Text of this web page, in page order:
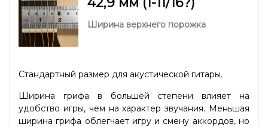
Ширина верхнего порожка
Стандартный размер для акустической гитары.
Ширина грифа в большей степени влияет на
удобство игры, чем на характер звучания. Меньшая
ширина грифа облегчает игру и смену аккордов, но